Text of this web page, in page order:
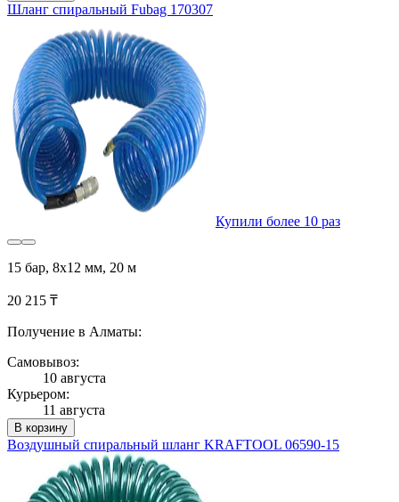
Шланг спиральный Fubag 170307
Купили более 10 раз
15 бар, 8x12 мм, 20 м
20 215 ₸
Получение в Алматы:
Самовывоз:
10 августа
Курьером:
11 августа
В корзину
Воздушный спиральный шланг KRAFTOOL 06590-15